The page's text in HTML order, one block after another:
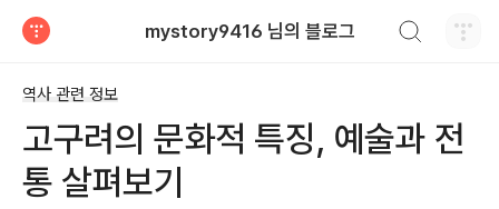
mystory9416 님의 블로그
역사 관련 정보
고구려의 문화적 특징, 예술과 전
통 살펴보기